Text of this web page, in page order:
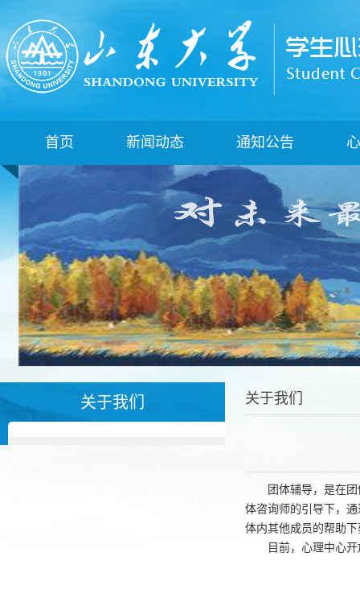
首页 新闻动态 通知公告
关于我们 关于我们
团体辅导，是在
体咨询师的引导下，
体内其他成员的帮助
目前，心理中心